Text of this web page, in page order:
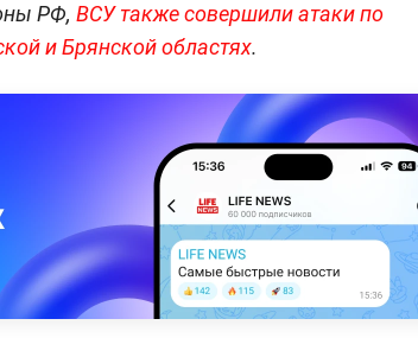
РФ, ВСУ также совершили атаки по
и Брянской областях.